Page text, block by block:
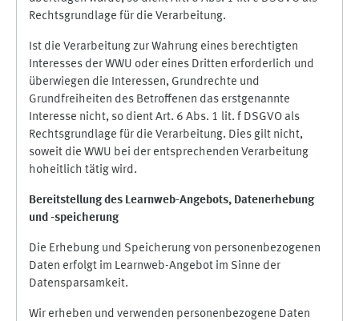
Rechtsgrundlage für die Verarbeitung.
Ist die Verarbeitung zur Wahrung eines berechtigten
Interesses der WWU oder eines Dritten erforderlich und
überwiegen die Interessen, Grundrechte und
Grundfreiheiten des Betroffenen das erstgenannte
Interesse nicht, so dient Art. 6 Abs. 1 lit. f DSGVO als
Rechtsgrundlage für die Verarbeitung. Dies gilt nicht,
soweit die WWU bei der entsprechenden Verarbeitung
hoheitlich tätig wird.
Bereitstellung des Learnweb-Angebots, Datenerhebung
und -speicherung
Die Erhebung und Speicherung von personenbezogenen
Daten erfolgt im Learnweb-Angebot im Sinne der
Datensparsamkeit.
Wir erheben und verwenden personenbezogene Daten